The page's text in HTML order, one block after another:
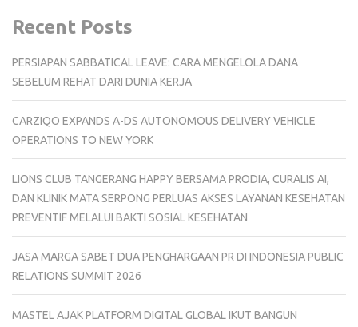
Recent Posts
PERSIAPAN SABBATICAL LEAVE: CARA MENGELOLA DANA
SEBELUM REHAT DARI DUNIA KERJA
CARZIQO EXPANDS A-DS AUTONOMOUS DELIVERY VEHICLE
OPERATIONS TO NEW YORK
LIONS CLUB TANGERANG HAPPY BERSAMA PRODIA, CURALIS AI,
DAN KLINIK MATA SERPONG PERLUAS AKSES LAYANAN KESEHATAN
PREVENTIF MELALUI BAKTI SOSIAL KESEHATAN
JASA MARGA SABET DUA PENGHARGAAN PR DI INDONESIA PUBLIC
RELATIONS SUMMIT 2026
MASTEL AJAK PLATFORM DIGITAL GLOBAL IKUT BANGUN